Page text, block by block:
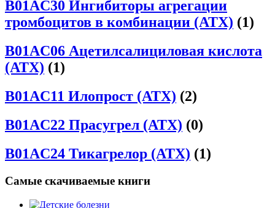
B01AC30 Ингибиторы агрегации
тромбоцитов в комбинации (АТХ) (1)
B01AC06 Ацетилсалициловая кислота
(АТХ) (1)
B01AC11 Илопрост (АТХ) (2)
B01AC22 Прасугрел (АТХ) (0)
B01AC24 Тикагрелор (АТХ) (1)
Самые скачиваемые книги